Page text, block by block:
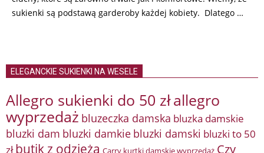
sukienki są podstawą garderoby każdej kobiety. Dlatego …
ELEGANCKIE SUKIENKI NA WESELE
Allegro sukienki do 50 złallegro
wyprzedaż bluzeczka damska bluzka damskie
bluzki dam bluzki damkie bluzki damski bluzki to 50
zł butik z odzieżą Carry kurtki damskie wyprzedaż Czy